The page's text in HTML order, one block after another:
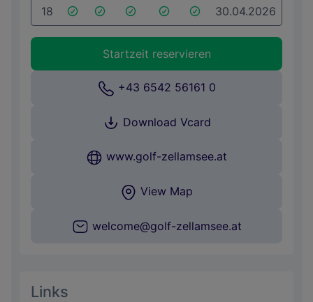
18 30.04.2026
Startzeit reservieren
+43 6542 56161 0
Download Vcard
www.golf-zellamsee.at
View Map
welcome@golf-zellamsee.at
Links